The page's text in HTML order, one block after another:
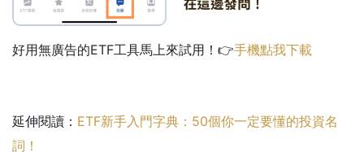
好用無廣告的ETF工具馬上來試用！👉手機點我下載
延伸閱讀： ETF新手入門字典：50個你一定要懂的投資名
詞！